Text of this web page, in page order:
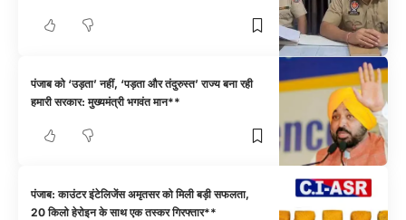
पंजाब को ‘उड़ता’ नहीं, ‘पड़ता और तंदुरुस्त’ राज्य बना रही
हमारी सरकार: मुख्यमंत्री भगवंत मान**
पंजाब: काउंटर इंटेलिजेंस अमृतसर को मिली बड़ी सफलता,
20 किलो हेरोइन के साथ एक तस्कर गिरफ्तार**